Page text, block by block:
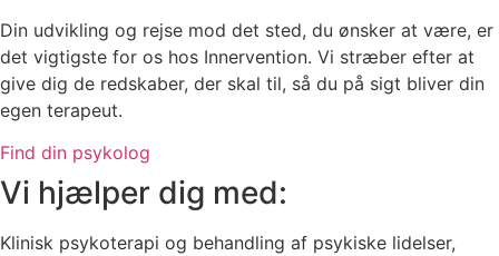
Din udvikling og rejse mod det sted, du ønsker at være, er
det vigtigste for os hos Innervention. Vi stræber efter at
give dig de redskaber, der skal til, så du på sigt bliver din
egen terapeut.
Find din psykolog
Vi hjælper dig med:
Klinisk psykoterapi og behandling af psykiske lidelser,